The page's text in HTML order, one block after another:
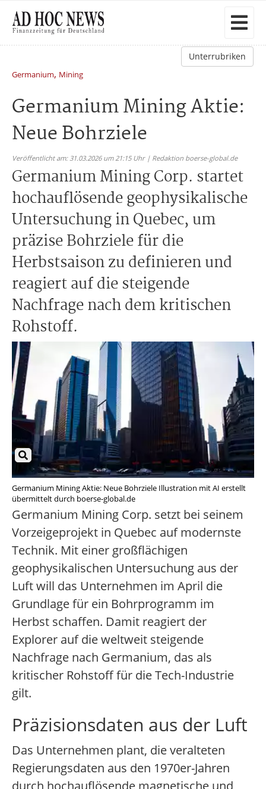
Unterrubriken
Germanium, Mining
Germanium Mining Aktie:
Neue Bohrziele
Veröffentlicht am: 31.03.2026 um 21:15 Uhr | Redaktion boerse-global.de
Germanium Mining Corp. startet
hochauflösende geophysikalische
Untersuchung in Quebec, um
präzise Bohrziele für die
Herbstsaison zu definieren und
reagiert auf die steigende
Nachfrage nach dem kritischen
Rohstoff.
Germanium Mining Aktie: Neue Bohrziele Illustration mit AI erstellt
übermittelt durch boerse-global.de
Germanium Mining Corp. setzt bei seinem
Vorzeigeprojekt in Quebec auf modernste
Technik. Mit einer großflächigen
geophysikalischen Untersuchung aus der
Luft will das Unternehmen im April die
Grundlage für ein Bohrprogramm im
Herbst schaffen. Damit reagiert der
Explorer auf die weltweit steigende
Nachfrage nach Germanium, das als
kritischer Rohstoff für die Tech-Industrie
gilt.
Präzisionsdaten aus der Luft
Das Unternehmen plant, die veralteten
Regierungsdaten aus den 1970er-Jahren